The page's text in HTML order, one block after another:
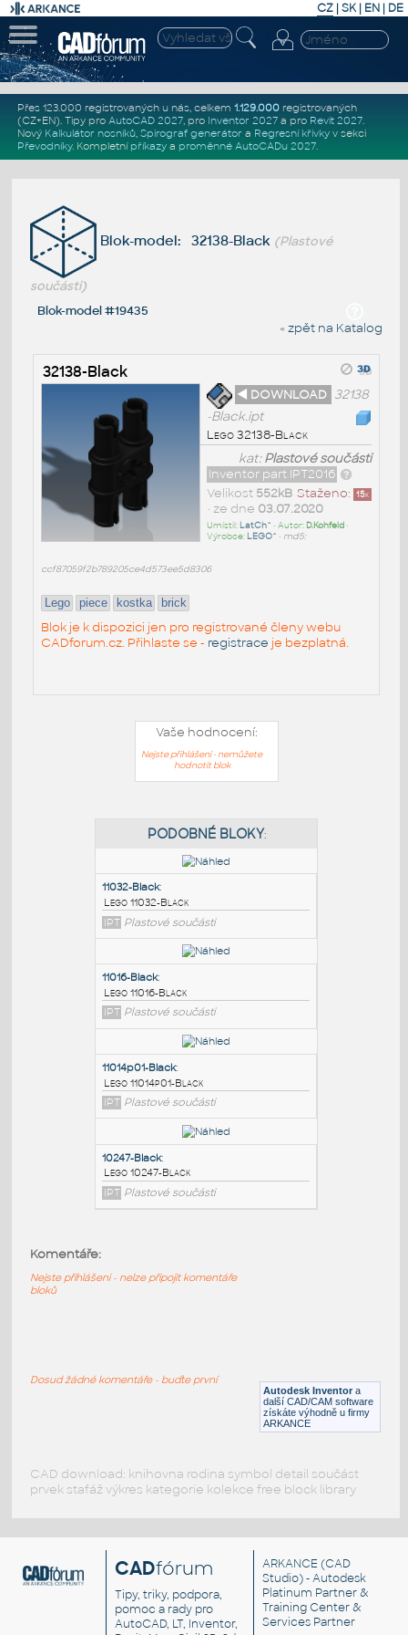
CZ | SK| EN | DE
Přes 123.000 registrovaných u nás, celkem 1.129.000registrovaných
(CZ+EN). Tipy pro AutoCAD 2027, pro Inventor 2027a pro Revit 2027.
Nový Kalkulátor nosníků, Spirograf generátor a Regresní křivkyv sekci
Převodníky. Kompletní příkazya proměnné AutoCADu 2027.
Blok-model: 32138-Black (Plastové
součásti)
Blok-model #19435
« zpět na Katalog
32138-Black
◄ DOWNLOAD 32138
-Black.ipt
Lego 32138-Black
kat:Plastové součásti
Inventor part IPT2016
Staženo: 15x
Velikost 552kB
• ze dne 03.07.2020
Umístil: LatCh^ • Autor: D.Kohfeld•
Výrobce: LEGO^ • md5:
ccf87059f2b789205ce4d573ee5d8306
Lego piece kostka brick
Blok je k dispozici jen pro registrované členy webu
CADforum.cz. Přihlaste se - registrace je bezplatná.
Vaše hodnocení:
Nejste přihlášeni - nemůžete
hodnotit blok
11032-Black:
Lego 11032-Black
IPT Plastové součásti
11016-Black:
Lego 11016-Black
IPT Plastové součásti
Lego 11014p01-Black
Lego 10247-Black
Autodesk Inventor a
další CAD/CAM software
získáte výhodně u firmy
ARKANCE
Komentáře:
Nejste přihlášeni - nelze připojit komentáře
bloků
Dosud žádné komentáře - buďte první
CAD download: knihovna rodina symbol detail součást
prvek stafáž výkres kategorie kolekce free block library
CADfórum
Tipy, triky, podpora,
pomoc a rady pro
AutoCAD, LT, Inventor,
ARKANCE (CAD
Studio) - Autodesk
Platinum Partner &
Training Center &
Services Partner